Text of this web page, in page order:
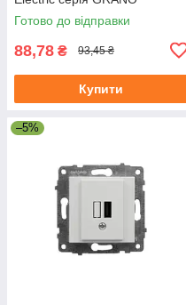
Готово до відправки
88,78 ₴ 93,45 ₴
Купити
–5%